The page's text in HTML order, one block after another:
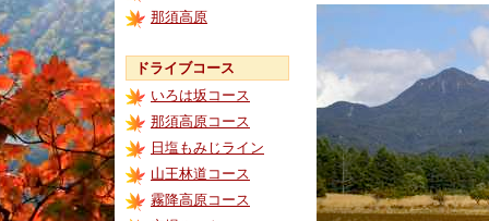
那須高原
ドライブコース
いろは坂コース
那須高原コース
日塩もみじライン
山王林道コース
霧降高原コース